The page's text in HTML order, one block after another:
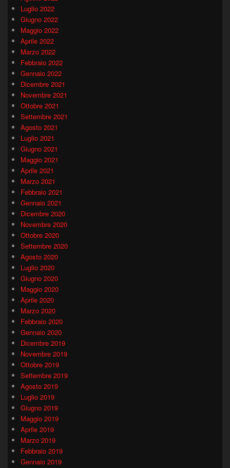
Luglio 2022
Giugno 2022
Maggio 2022
Aprile 2022
Marzo 2022
Febbraio 2022
Gennaio 2022
Dicembre 2021
Novembre 2021
Ottobre 2021
Settembre 2021
Agosto 2021
Luglio 2021
Giugno 2021
Maggio 2021
Aprile 2021
Marzo 2021
Febbraio 2021
Gennaio 2021
Dicembre 2020
Novembre 2020
Ottobre 2020
Settembre 2020
Agosto 2020
Luglio 2020
Giugno 2020
Maggio 2020
Aprile 2020
Marzo 2020
Febbraio 2020
Gennaio 2020
Dicembre 2019
Novembre 2019
Ottobre 2019
Settembre 2019
Agosto 2019
Luglio 2019
Giugno 2019
Maggio 2019
Aprile 2019
Marzo 2019
Febbraio 2019
Gennaio 2019